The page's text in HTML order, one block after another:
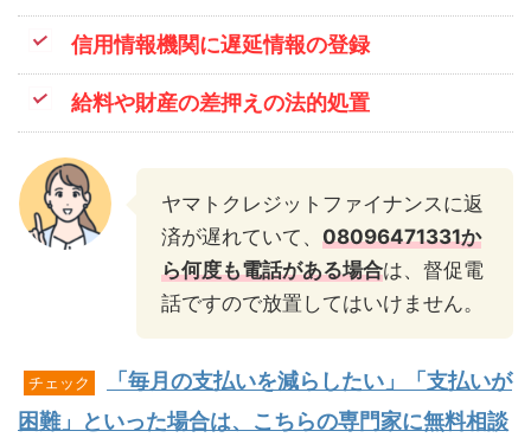
信用情報機関に遅延情報の登録
給料や財産の差押えの法的処置
ヤマトクレジットファイナンスに返
済が遅れていて、 08096471331か
ら何度も電話がある場合は、督促電
話ですので放置してはいけません。
チェック
「毎月の支払いを減らしたい」「支払いが
困難」といった場合は、こちらの専門家に無料相談